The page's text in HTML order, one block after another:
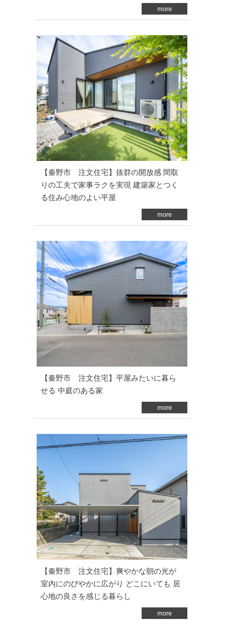
more
【秦野市 注文住宅】抜群の開放感 間取
りの工夫で家事ラクを実現 建築家とつく
る住み心地のよい平屋
more
【秦野市 注文住宅】平屋みたいに暮ら
せる 中庭のある家
more
【秦野市 注文住宅】爽やかな朝の光が
室内にのびやかに広がり どこにいても 居
心地の良さを感じる暮らし
more